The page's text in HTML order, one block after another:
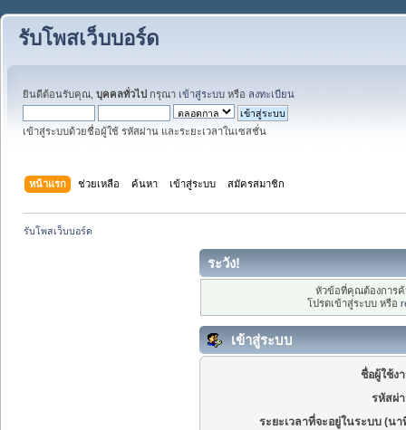
รับโพสเว็บบอร์ด
ยินดีต้อนรับคุณ, บุคคลทั่วไป กรุณา เข้าสู่ระบบ หรือ ลงทะเบียน
เข้าสู่ระบบด้วยชื่อผู้ใช้ รหัสผ่าน และระยะเวลาในเซสชั่น
หน้าแรก ช่วยเหลือ ค้นหา เข้าสู่ระบบ สมัครสมาชิก
รับโพสเว็บบอร์ด
ระวัง!
หัวข้อที่คุณต้องการ
โปรดเข้าสู่ระบบ หรือ
เข้าสู่ระบบ
ชื่อผู้ใช้ง
รหัสผ่
ระยะเวลาที่จะอยู่ในระบบ (นา